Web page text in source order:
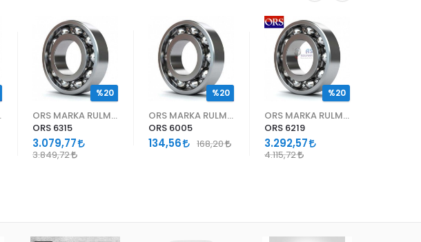
ORS 6315
3.079,77
3.849,72
%20
ORS 6005
134,56 168,20
%20
ORS 6219
3.292,57
4.115,72
%20